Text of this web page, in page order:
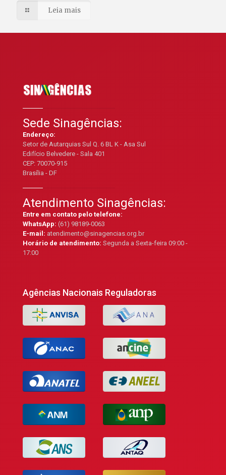
Leia mais
Sede Sinagências:
Endereço:
Setor de Autarquias Sul Q. 6 BL K - Asa Sul
Edifício Belvedere - Sala 401
CEP: 70070-915
Brasília - DF
Atendimento Sinagências:
Entre em contato pelo telefone:
WhatsApp:(61) 98189-0063
E-mail:atendimento@sinagencias.org.br
Horário de atendimento:Segunda a Sexta-feira 09:00 -
17:00
Agências Nacionais Reguladoras